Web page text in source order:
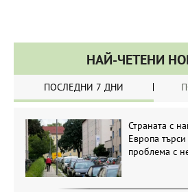
НАЙ-ЧЕТЕНИ
ПОСЛЕДНИ 7 ДНИ
Страната с
Европа
проблема с